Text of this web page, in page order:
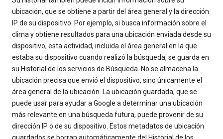
ubicación, que se obtiene a partir del área general y la dirección
IP de su dispositivo. Por ejemplo, si busca información sobre el
clima y obtiene resultados para una ubicación enviada desde su
dispositivo, esta actividad, incluida el área general en la que
estaba su dispositivo cuando realizó la búsqueda, se guarda en
su Historial de los servicios de Búsqueda. No se almacena la
ubicación precisa que envió el dispositivo, sino únicamente el
área general de la ubicación. La ubicación guardada, que se
puede usar para ayudar a Google a determinar una ubicación
más relevante en una búsqueda futura, puede provenir de su
dirección IP o de su dispositivo. Estos metadatos de ubicación